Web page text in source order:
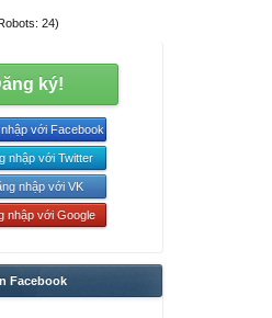
24)
ký!
với Facebook
nhập với Twitter
nhập với VK
nhập với Google
Facebook